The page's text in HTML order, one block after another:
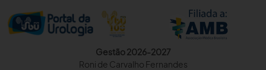
Gestão 2026-2027
Roni de Carvalho Fernandes